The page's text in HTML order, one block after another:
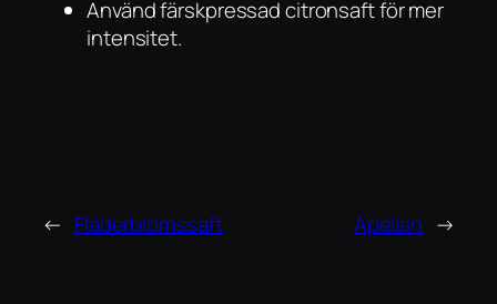
Använd färskpressad citronsaft för mer
intensitet.
← Fläderblomssaft Apelsin →